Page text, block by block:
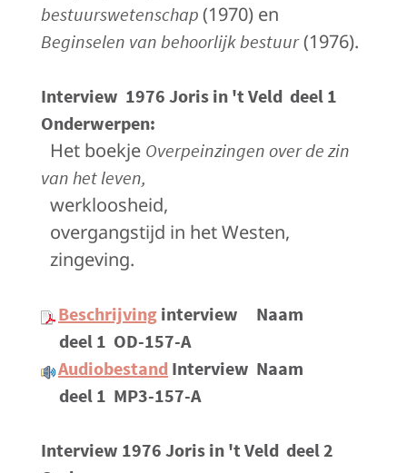
bestuurswetenschap (1970) en
Beginselen van behoorlijk bestuur(1976).
Interview 1976 Joris in 't Veld deel 1
Onderwerpen:
Het boekje Overpeinzingen over de zin
van het leven,
werkloosheid,
overgangstijd in het Westen,
zingeving.
Beschrijving interview
Naam
deel 1 OD-157-A
Audiobestand Interview Naam
deel 1 MP3-157-A
Interview 1976 Joris in 't Veld deel 2